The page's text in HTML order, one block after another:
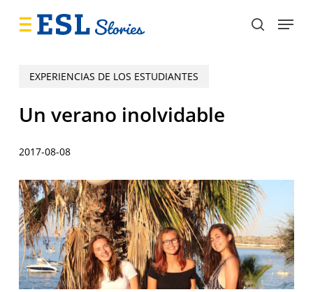
search
Menu
EXPERIENCIAS DE LOS ESTUDIANTES
Un verano inolvidable
2017-08-08